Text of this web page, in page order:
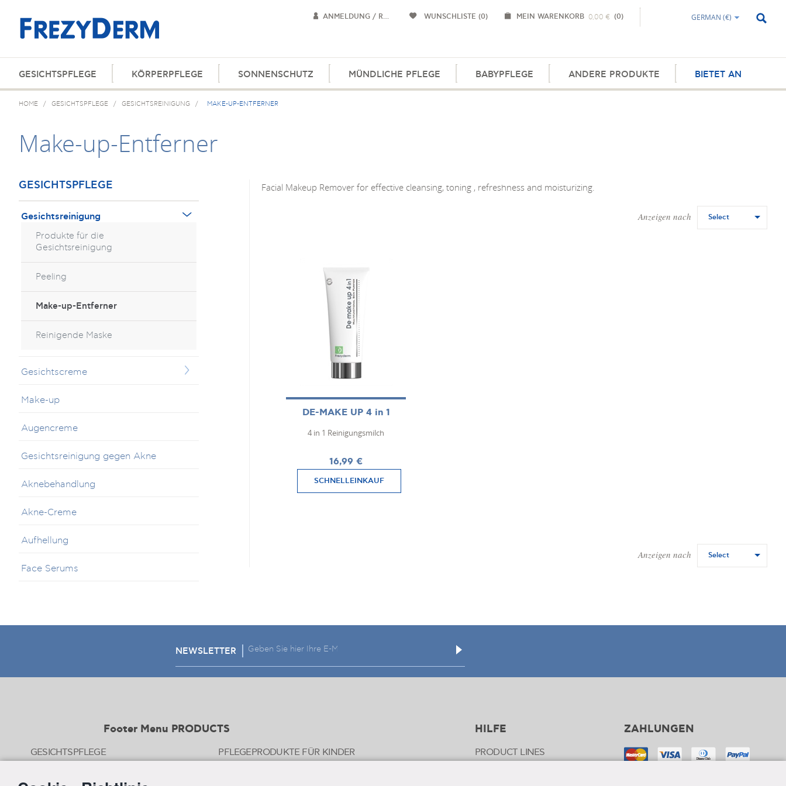
GERMAN (€)
ANMELDUNG / REGISTRIERUNG WUNSCHLISTE (0) MEIN WARENKORB (0)
0,00 €
GESICHTSPFLEGE KÖRPERPFLEGE SONNENSCHUTZ MÜNDLICHE PFLEGE BABYPFLEGE ANDERE PRODUKTE BIETET AN
HOME / GESICHTSPFLEGE / GESICHTSREINIGUNG / MAKE-UP-ENTFERNER
Make-up-Entferner
Facial Makeup Remover for effective cleansing, toning , refreshness and moisturizing.
Anzeigen nach Select
DE-MAKE UP 4 in 1
4 in 1 Reinigungsmilch
16,99 €
SCHNELLEINKAUF
Anzeigen nach Select
GESICHTSPFLEGE
Gesichtsreinigung
Produkte für die
Gesichtsreinigung
Peeling
Make-up-Entferner
Reinigende Maske
Gesichtscreme
Make-up
Augencreme
Gesichtsreinigung gegen Akne
Aknebehandlung
Akne-Creme
Aufhellung
Face Serums
NEWSLETTER
Footer Menu PRODUCTS
GESICHTSPFLEGE
PFLEGEPRODUKTE FÜR KINDER
HILFE
PRODUCT LINES
ZAHLUNGEN